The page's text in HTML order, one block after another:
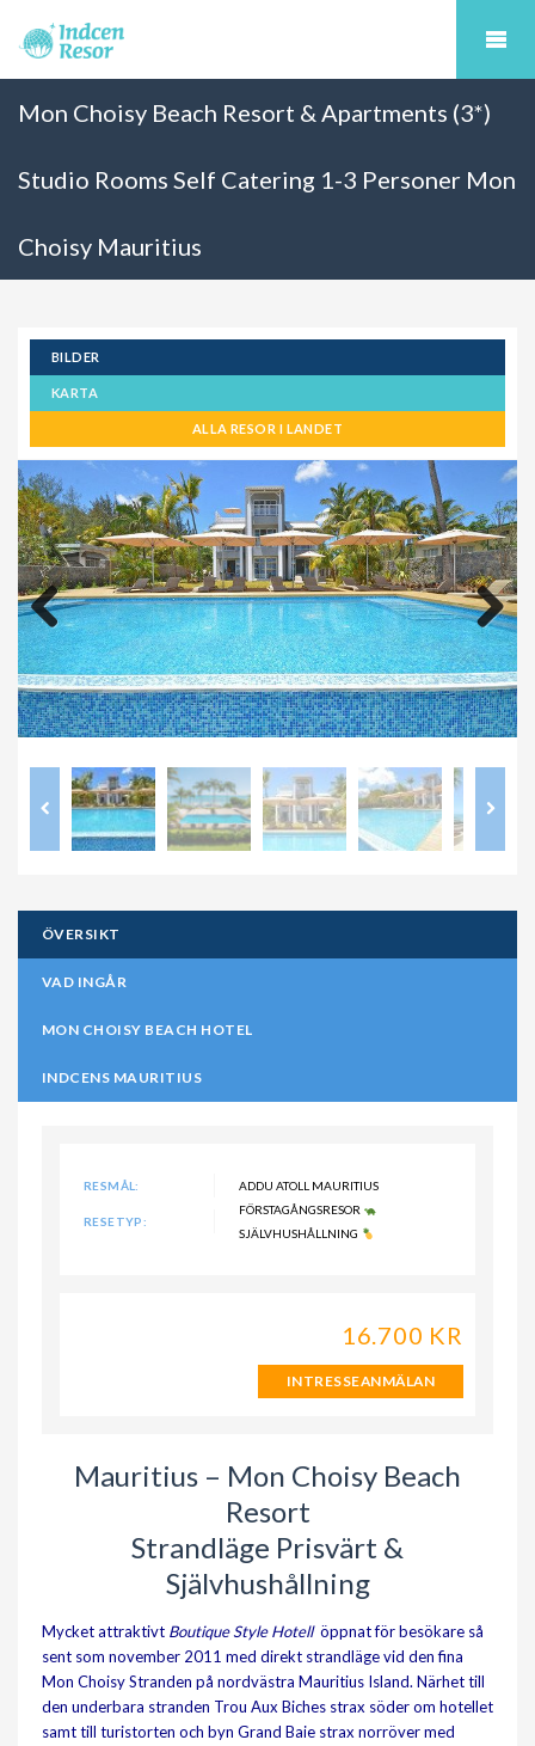
Mon Choisy Beach Resort & Apartments (3*)
Studio Rooms Self Catering 1-3 Personer Mon
Choisy Mauritius
BILDER
KARTA
ALLA RESOR I LANDET
Previous Next
ÖVERSIKT
VAD INGÅR
MON CHOISY BEACH HOTEL
INDCENS MAURITIUS
RESMÅL: ADDU ATOLL MAURITIUS
RESETYP:
FÖRSTAGÅNGSRESOR
SJÄLVHUSHÅLLNING
16.700 KR
INTRESSEANMÄLAN
Mauritius – Mon Choisy Beach
Resort
Strandläge Prisvärt &
Självhushållning
Mycket attraktivt Boutique Style Hotellöppnat för besökare så
sent som november 2011 med direkt strandläge vid den fina
Mon Choisy Stranden på nordvästra Mauritius Island. Närhet till
den underbara stranden Trou Aux Biches strax söder om hotellet
samt till turistorten och byn Grand Baie strax norröver med